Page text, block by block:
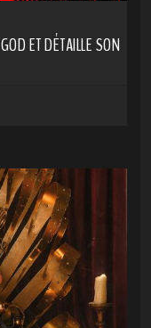
ET DÉTAILLE SON